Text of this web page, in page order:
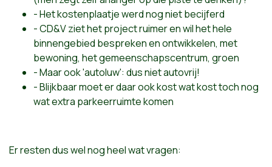
- Het kostenplaatje werd nog niet becijferd
- CD&V ziet het project ruimer en wil het hele
binnengebied bespreken en ontwikkelen, met
bewoning, het gemeenschapscentrum, groen
- Maar ook 'autoluw': dus niet autovrij!
- Blijkbaar moet er daar ook kost wat kost toch nog
wat extra parkeerruimte komen
Er resten dus wel nog heel wat vragen: